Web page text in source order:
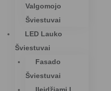
Valgomojo
Šviestuvai
LED Lauko
Šviestuvai
Fasado
Šviestuvai